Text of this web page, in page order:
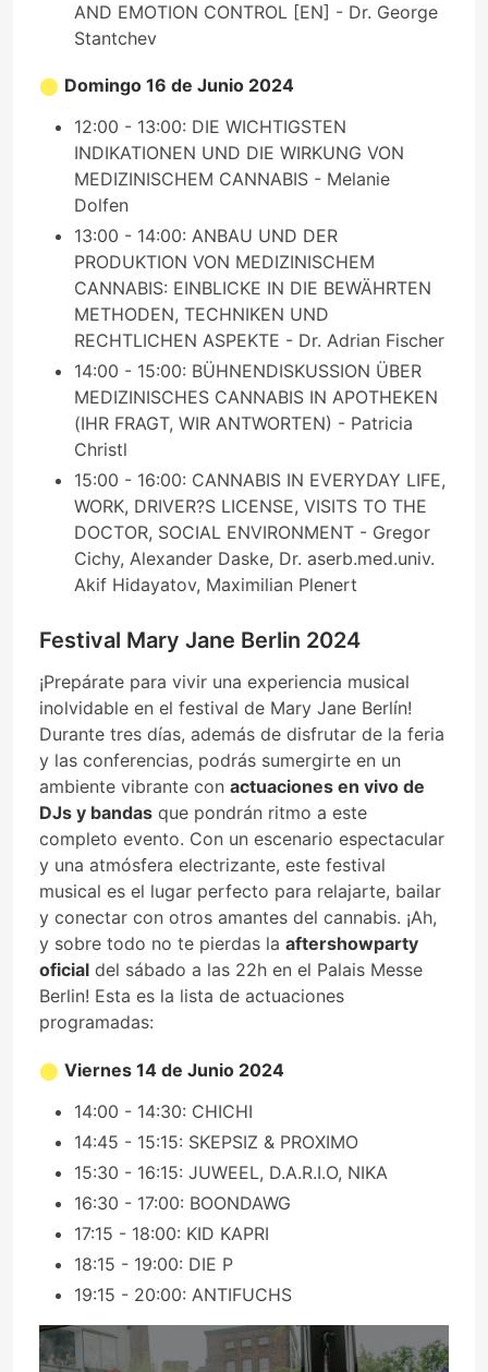
AND EMOTION CONTROL [EN] - Dr. George
Stantchev
Domingo 16 de Junio 2024
12:00 - 13:00: DIE WICHTIGSTEN
INDIKATIONEN UND DIE WIRKUNG VON
MEDIZINISCHEM CANNABIS - Melanie
Dolfen
13:00 - 14:00: ANBAU UND DER
PRODUKTION VON MEDIZINISCHEM
CANNABIS: EINBLICKE IN DIE BEWÄHRTEN
METHODEN, TECHNIKEN UND
RECHTLICHEN ASPEKTE - Dr. Adrian Fischer
14:00 - 15:00: BÜHNENDISKUSSION ÜBER
MEDIZINISCHES CANNABIS IN APOTHEKEN
(IHR FRAGT, WIR ANTWORTEN) - Patricia
Christl
15:00 - 16:00: CANNABIS IN EVERYDAY LIFE,
WORK, DRIVER?S LICENSE, VISITS TO THE
DOCTOR, SOCIAL ENVIRONMENT - Gregor
Cichy, Alexander Daske, Dr. aserb.med.univ.
Akif Hidayatov, Maximilian Plenert
Festival Mary Jane Berlin 2024
¡Prepárate para vivir una experiencia musical
inolvidable en el festival de Mary Jane Berlín!
Durante tres días, además de disfrutar de la feria
y las conferencias, podrás sumergirte en un
ambiente vibrante con actuaciones en vivo de
DJs y bandas que pondrán ritmo a este
completo evento. Con un escenario espectacular
y una atmósfera electrizante, este festival
musical es el lugar perfecto para relajarte, bailar
y conectar con otros amantes del cannabis. ¡Ah,
y sobre todo no te pierdas la aftershowparty
oficial del sábado a las 22h en el Palais Messe
Berlin! Esta es la lista de actuaciones
programadas:
Viernes 14 de Junio 2024
14:00 - 14:30: CHICHI
14:45 - 15:15: SKEPSIZ & PROXIMO
15:30 - 16:15: JUWEEL, D.A.R.I.O, NIKA
16:30 - 17:00: BOONDAWG
17:15 - 18:00: KID KAPRI
18:15 - 19:00: DIE P
19:15 - 20:00: ANTIFUCHS